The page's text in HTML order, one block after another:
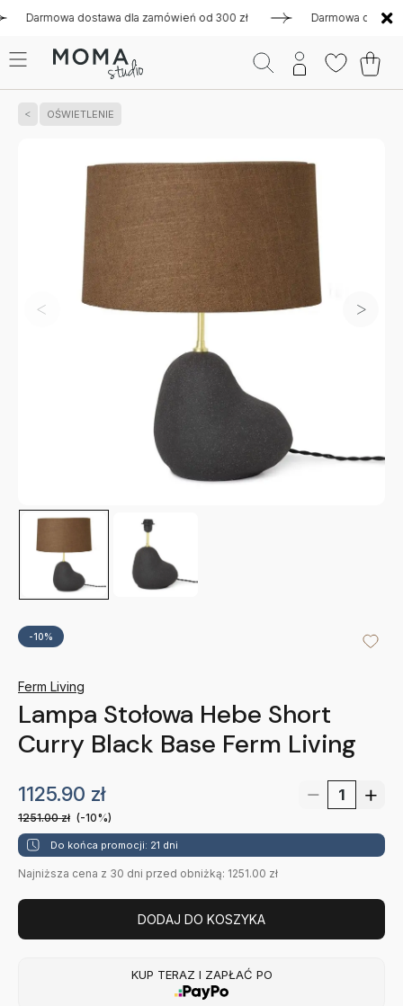
dostawa dla zamówień od 300 zł Darmowa dostawa
OŚWIETLENIE
-10%
Ferm Living
Lampa Stołowa Hebe Short
Curry Black Base Ferm Living
1125.90 zł
1251.00zł (-10%)
Do końca promocji: 21 dni
Najniższa cena z 30 dni przed obniżką: 1251.00 zł
DODAJ DO KOSZYKA
KUP TERAZ I ZAPŁAĆ PO